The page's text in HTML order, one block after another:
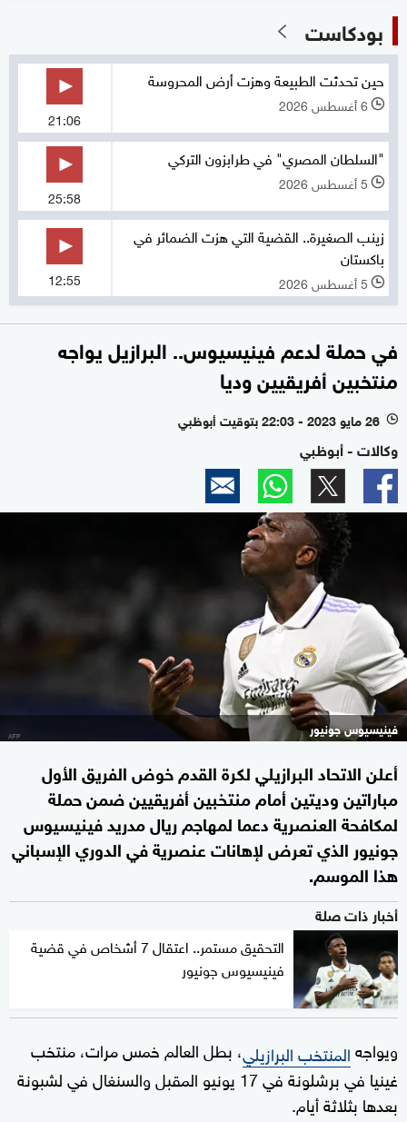
بودكاست
حين تحدثت الطبيعة وهزت أرض المحروسة
l 6 أغسطس 2026
21:06
"السلطان المصري" في طرابزون التركي
l 5 أغسطس 2026
25:58
زينب الصغيرة.. القضية التي هزت الضمائر في
باكستان
l 5 أغسطس 2026 12:55
في حملة لدعم فينيسيوس.. البرازيل يواجه
منتخبين أفريقيين وديا
l 26 مايو 2023 - 22:03 بتوقيت أبوظبي
وكالات - أبوظبي
فينيسيوس جونيور
أعلن الاتحاد البرازيلي لكرة القدم خوض الفريق الأول
مباراتين وديتين أمام منتخبين أفريقيين ضمن حملة
لمكافحة العنصرية دعما لمهاجم ريال مدريد فينيسيوس
جونيور الذي تعرض لإهانات عنصرية في الدوري الإسباني
هذا الموسم.
أخبار ذات صلة
التحقيق مستمر.. اعتقال 7 أشخاص في قضية
فينيسيوس جونيور
ويواجهالمنتخب البرازيلي، بطل العالم خمس مرات، منتخب
غينيا في برشلونة في 17 يونيو المقبل والسنغال في لشبونة
بعدها بثلاثة أيام.